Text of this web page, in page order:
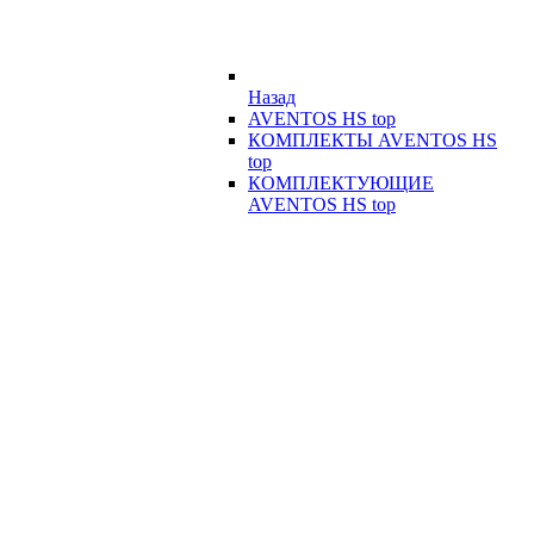
Назад
AVENTOS HS top
КОМПЛЕКТЫ AVENTOS HS
top
КОМПЛЕКТУЮЩИЕ
AVENTOS HS top